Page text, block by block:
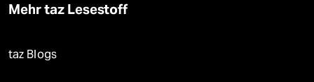
Mehr taz Lesestoff
taz Blogs